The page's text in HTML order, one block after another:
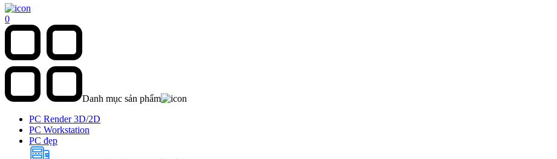
0
Danh mục sản phẩm
PC Render 3D/2D
PC Workstation
PC đẹp